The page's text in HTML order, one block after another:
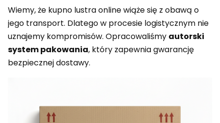
Wiemy, że kupno lustra online wiąże się z obawą o
jego transport. Dlatego w procesie logistycznym nie
uznajemy kompromisów. Opracowaliśmy autorski
system pakowania, który zapewnia gwarancję
bezpiecznej dostawy.